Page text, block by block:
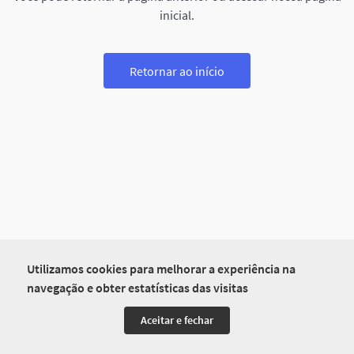
Utilizamos cookies para melhorar a experiência na
navegação e obter estatísticas das visitas
Aceitar e fechar
inicial.
Retornar ao início